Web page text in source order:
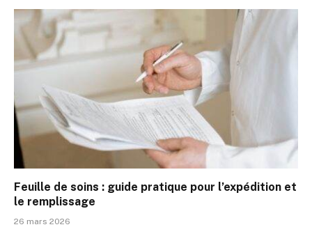
Feuille de soins : guide pratique pour l’expédition et
le remplissage
26 mars 2026